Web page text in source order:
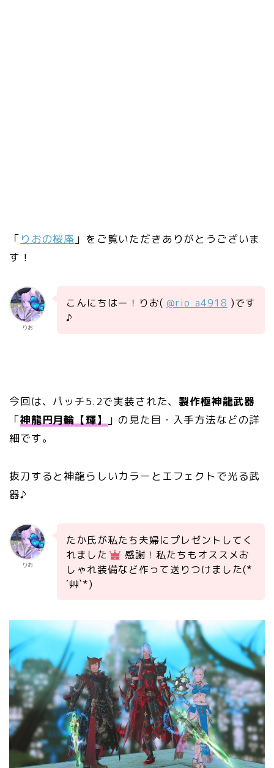
「 りおの桜庵 」をご覧いただきありがとうございま
す！
りお
こんにちはー！りお( @rio_a4918 )です
♪
今回は、パッチ5.2で実装された、製作極神龍武器
「神龍円月輪【輝】
」の見た目・入手方法などの詳
細です。
抜刀すると神龍らしいカラーとエフェクトで光る武
器♪
りお
たか氏が私たち夫婦にプレゼントしてく
れました
感謝！私たちもオススメお
しゃれ装備など作って送りつけました(*
´艸`*)